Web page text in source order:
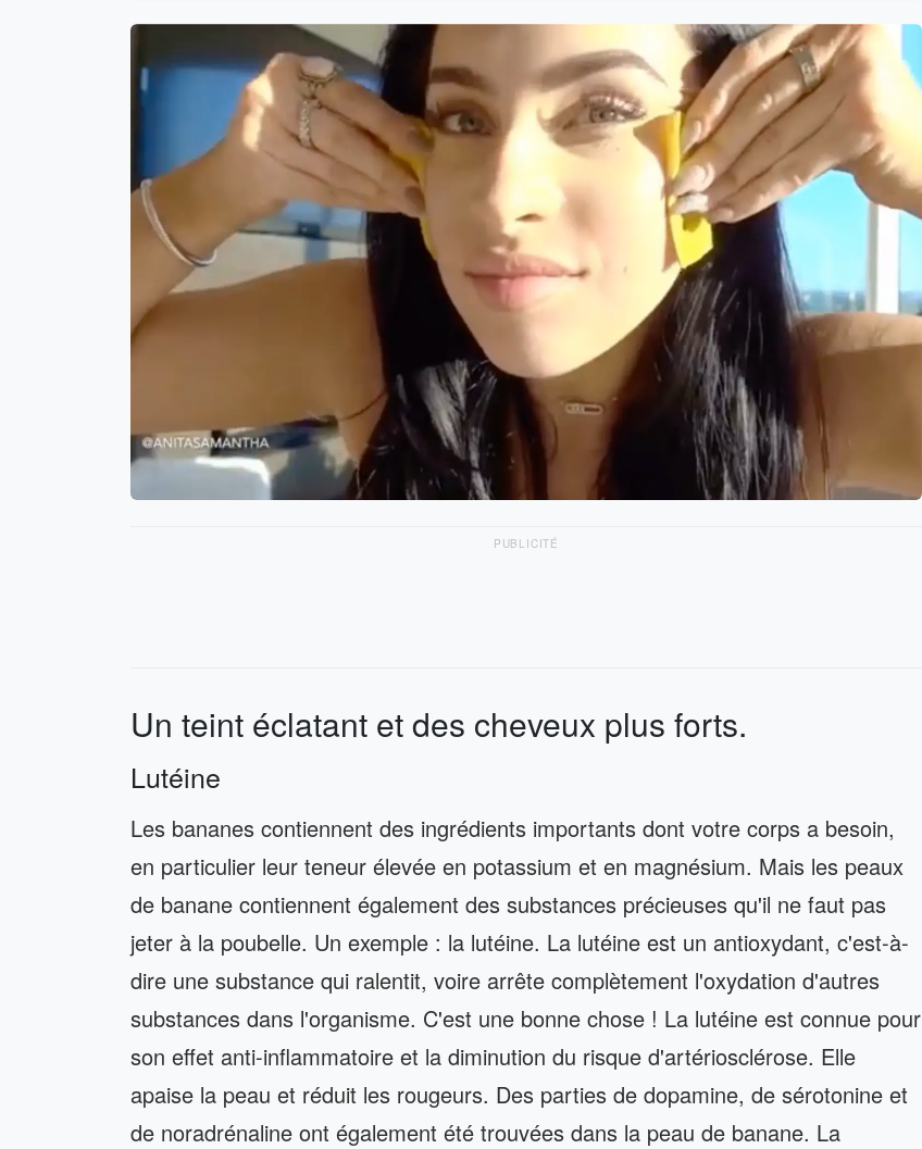
PUBLICITÉ
Un teint éclatant et des cheveux plus forts.
Lutéine
Les bananes contiennent des ingrédients importants dont votre corps a besoin,
en particulier leur teneur élevée en potassium et en magnésium. Mais les peaux
de banane contiennent également des substances précieuses qu'il ne faut pas
jeter à la poubelle. Un exemple : la lutéine. La lutéine est un antioxydant, c'est-à-
dire une substance qui ralentit, voire arrête complètement l'oxydation d'autres
substances dans l'organisme. C'est une bonne chose ! La lutéine est connue pour
son effet anti-inflammatoire et la diminution du risque d'artériosclérose. Elle
apaise la peau et réduit les rougeurs. Des parties de dopamine, de sérotonine et
de noradrénaline ont également été trouvées dans la peau de banane. La